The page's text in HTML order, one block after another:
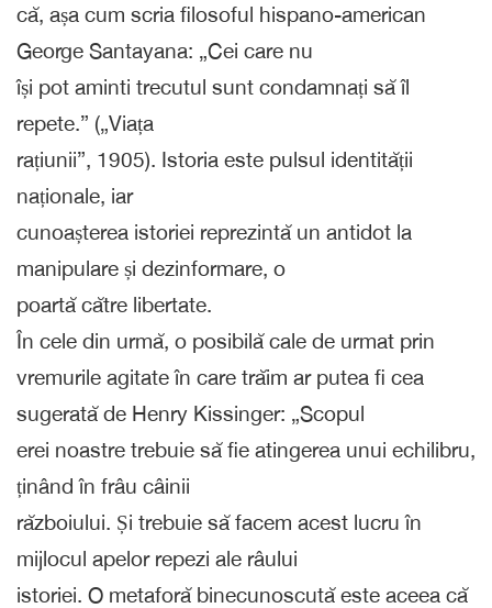
că, așa cum scria filosoful hispano-american
George Santayana: „Cei care nu
își pot aminti trecutul sunt condamnați să îl
repete.” („Viața
rațiunii”, 1905). Istoria este pulsul identității
naționale, iar
cunoașterea istoriei reprezintă un antidot la
manipulare și dezinformare, o
poartă către libertate.
În cele din urmă, o posibilă cale de urmat prin
vremurile agitate în care trăim ar putea fi cea
sugerată de Henry Kissinger: „Scopul
erei noastre trebuie să fie atingerea unui echilibru,
ținând în frâu câinii
războiului. Și trebuie să facem acest lucru în
mijlocul apelor repezi ale râului
istoriei. O metaforă binecunoscută este aceea că